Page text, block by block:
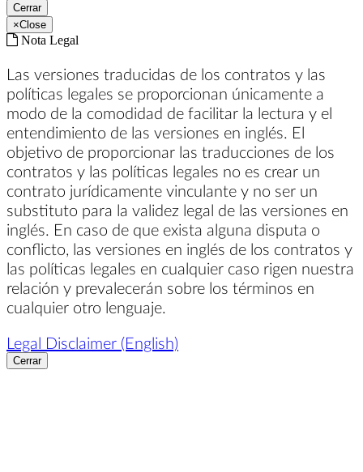
Cerrar
×Close
Nota Legal
Las versiones traducidas de los contratos y las
políticas legales se proporcionan únicamente a
modo de la comodidad de facilitar la lectura y el
entendimiento de las versiones en inglés. El
objetivo de proporcionar las traducciones de los
contratos y las políticas legales no es crear un
contrato jurídicamente vinculante y no ser un
substituto para la validez legal de las versiones en
inglés. En caso de que exista alguna disputa o
conflicto, las versiones en inglés de los contratos y
las políticas legales en cualquier caso rigen nuestra
relación y prevalecerán sobre los términos en
cualquier otro lenguaje.
Legal Disclaimer (English)
Cerrar